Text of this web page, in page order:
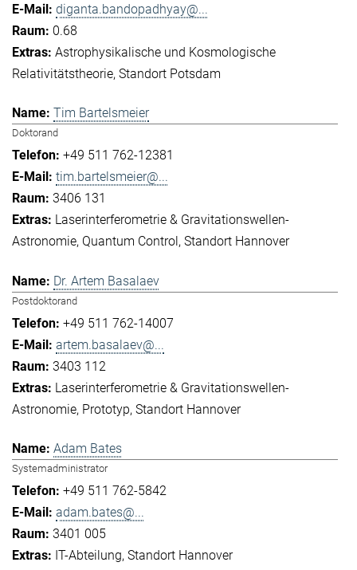
diganta.bandopadhyay@...
0.68
Astrophysikalische und Kosmologische
Relativitätstheorie Standort Potsdam
Tim Bartelsmeier
Doktorand
+49 511 762-12381
tim.bartelsmeier@...
3406 131
Laserinterferometrie & Gravitationswellen-
Astronomie Quantum Control Standort Hannover
Dr. Artem Basalaev
Postdoktorand
+49 511 762-14007
artem.basalaev@...
3403 112
Laserinterferometrie & Gravitationswellen-
Astronomie Prototyp Standort Hannover
Adam Bates
Systemadministrator
+49 511 762-5842
adam.bates@...
3401 005
IT-Abteilung Standort Hannover